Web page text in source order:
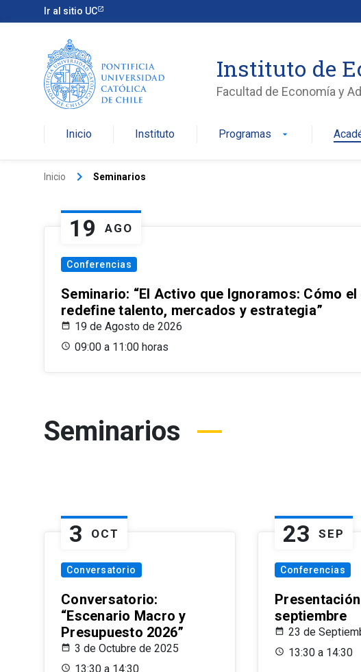
Ir al sitio UC
Instituto de
Facultad de Economía y
Inicio Instituto Programas arrow_drop_down
Inicio keyboard_arrow_right Seminarios
19 AGO
Conferencias
Seminario: “El Activo que Ignoramos: Cómo
redefine talento, mercados y estrategia”
19 de Agosto de 2026
09:00 a 11:00 horas
Seminarios
3 OCT
Conversatorio
Conversatorio:
“Escenario Macro y
Presupuesto 2026”
3 de Octubre de 2025
13:30 a 14:30
23 SEP
Conferencias
septiembre
23 de
13:30 a 14:30